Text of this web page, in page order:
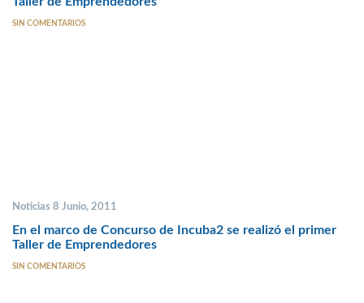
SIN COMENTARIOS
Noticias 8 Junio, 2011
En el marco de Concurso de Incuba2 se realizó el primer
Taller de Emprendedores
SIN COMENTARIOS